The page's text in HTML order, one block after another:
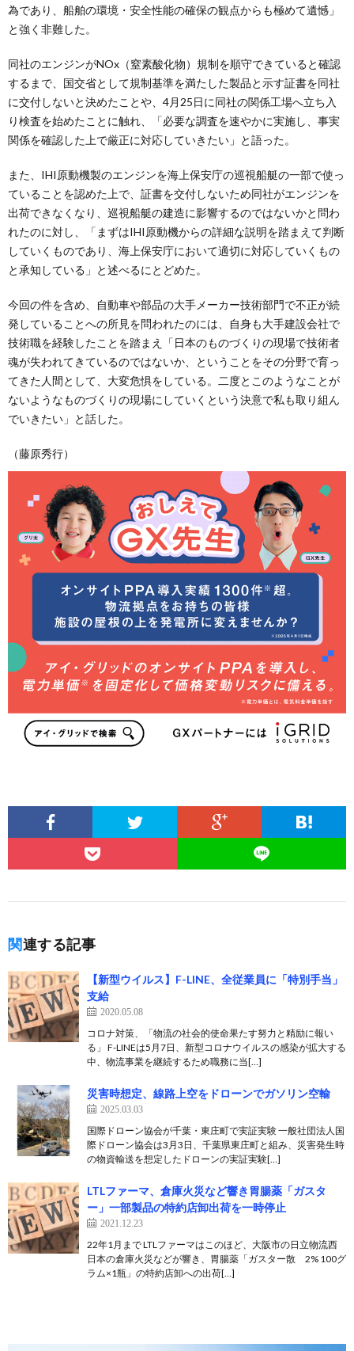
為であり、船舶の環境・安全性能の確保の観点からも極めて遺憾」
と強く非難した。
同社のエンジンがNOx（窒素酸化物）規制を順守できていると確認
するまで、国交省として規制基準を満たした製品と示す証書を同社
に交付しないと決めたことや、4月25日に同社の関係工場へ立ち入
り検査を始めたことに触れ、「必要な調査を速やかに実施し、事実
関係を確認した上で厳正に対応していきたい」と語った。
また、IHI原動機製のエンジンを海上保安庁の巡視船艇の一部で使っ
ていることを認めた上で、証書を交付しないため同社がエンジンを
出荷できなくなり、巡視船艇の建造に影響するのではないかと問わ
れたのに対し、「まずはIHI原動機からの詳細な説明を踏まえて判断
していくものであり、海上保安庁において適切に対応していくもの
と承知している」と述べるにとどめた。
今回の件を含め、自動車や部品の大手メーカー技術部門で不正が続
発していることへの所見を問われたのには、自身も大手建設会社で
技術職を経験したことを踏まえ「日本のものづくりの現場で技術者
魂が失われてきているのではないか、ということをその分野で育っ
てきた人間として、大変危惧をしている。二度とこのようなことが
ないようなものづくりの現場にしていくという決意で私も取り組ん
でいきたい」と話した。
（藤原秀行）
関連する記事
【新型ウイルス】F-LINE、全従業員に「特別手当」
支給
2020.05.08
コロナ対策、「物流の社会的使命果たす努力と精励に報い
る」 F-LINEは5月7日、新型コロナウイルスの感染が拡大する
中、物流事業を継続するため職務に当[…]
災害時想定、線路上空をドローンでガソリン空輸
2025.03.03
国際ドローン協会が千葉・東庄町で実証実験 一般社団法人国
際ドローン協会は3月3日、千葉県東庄町と組み、災害発生時
の物資輸送を想定したドローンの実証実験[…]
LTLファーマ、倉庫火災など響き胃腸薬「ガスタ
ー」一部製品の特約店卸出荷を一時停止
2021.12.23
22年1月まで LTLファーマはこのほど、大阪市の日立物流西
日本の倉庫火災などが響き、胃腸薬「ガスター散 2% 100グ
ラム×1瓶」の特約店卸への出荷[…]